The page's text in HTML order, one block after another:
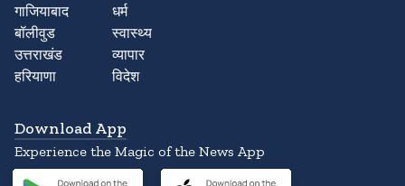
गाजियाबाद
बॉलीवुड
उत्तराखंड
हरियाणा
धर्म
स्वास्थ्य
व्यापार
विदेश
Download App
Experience the Magic of the News App